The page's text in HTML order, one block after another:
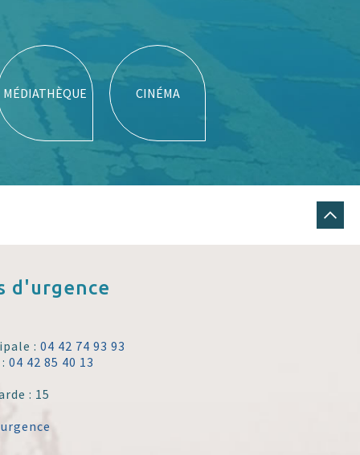
MÉDIATHÈQUE CINÉMA
d'urgence
:04 42 74 93 93
:04 42 85 40 13
: 15